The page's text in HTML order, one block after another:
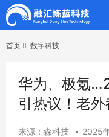
首页 数字科技
华为、极氪
引热议！老
来源：森科技 • 2025